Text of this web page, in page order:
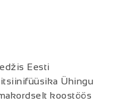
Eesti
Ühingu
koostöös